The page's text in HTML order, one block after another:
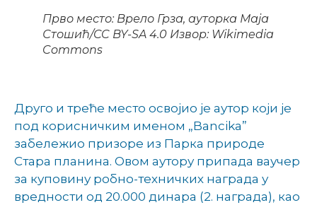
Прво место: Врело Грза, ауторка Маја
Стошић/CC BY-SA 4.0 Извор: Wikimedia
Commons
Друго и треће место освојио је аутор који је
под корисничким именом „Bancika”
забележио призоре из Парка природе
Стара планина. Овом аутору припада ваучер
за куповину робно-техничких награда у
вредности од 20.000 динара (2. награда), као